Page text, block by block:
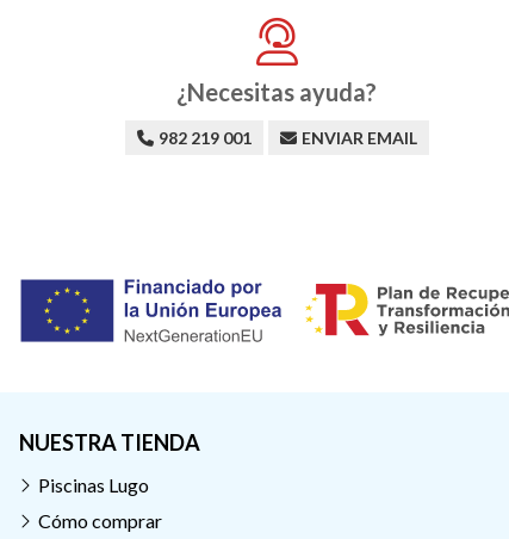
¿Necesitas ayuda?
982 219 001 ENVIAR EMAIL
NUESTRA TIENDA
Piscinas Lugo
Cómo comprar